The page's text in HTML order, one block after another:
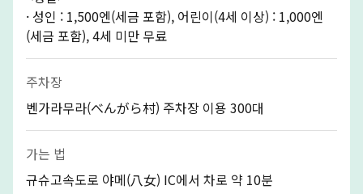
· 성인 : 1,500엔(세금 포함), 어린이(4세 이상) : 1,000엔
(세금 포함), 4세 미만 무료
주차장
벤가라무라(べんがら村) 주차장 이용 300대
가는 법
규슈고속도로 야메(八女) IC에서 차로 약 10분